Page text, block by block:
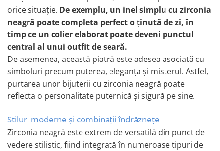
orice situație. De exemplu, un inel simplu cu zirconia
neagră poate completa perfect o ținută de zi, în
timp ce un colier elaborat poate deveni punctul
central al unui outfit de seară.
De asemenea, această piatră este adesea asociată cu
simboluri precum puterea, eleganța și misterul. Astfel,
purtarea unor bijuterii cu zirconia neagră poate
reflecta o personalitate puternică și sigură pe sine.
Stiluri moderne și combinații îndrăznețe
Zirconia neagră este extrem de versatilă din punct de
vedere stilistic, fiind integrată în numeroase tipuri de